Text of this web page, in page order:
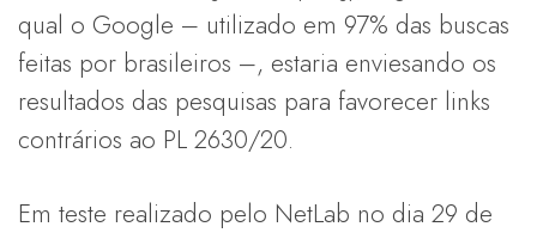
qual o Google – utilizado em 97% das buscas
feitas por brasileiros –, estaria enviesando os
resultados das pesquisas para favorecer links
contrários ao PL 2630/20.
Em teste realizado pelo NetLab no dia 29 de